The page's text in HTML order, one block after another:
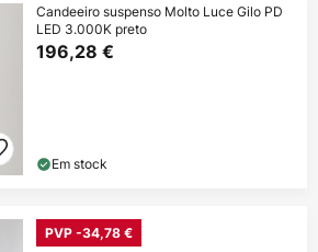
Candeeiro suspenso Molto Luce Gilo PD
LED 3.000K preto
196,28 €
Em stock
PVP -34,78 €